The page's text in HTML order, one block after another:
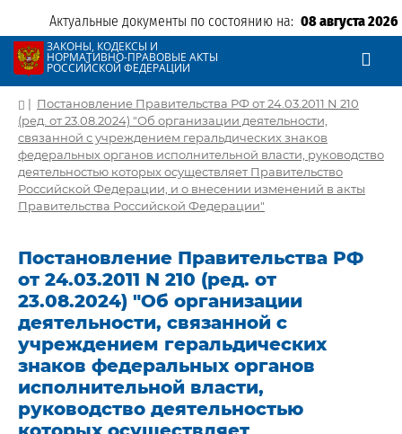
Актуальные документы по состоянию на: 08 августа 2026
ЗАКОНЫ, КОДЕКСЫ И
НОРМАТИВНО-ПРАВОВЫЕ АКТЫ
РОССИЙСКОЙ ФЕДЕРАЦИИ
| Постановление Правительства РФ от 24.03.2011 N 210
(ред. от 23.08.2024) "Об организации деятельности,
связанной с учреждением геральдических знаков
федеральных органов исполнительной власти, руководство
деятельностью которых осуществляет Правительство
Российской Федерации, и о внесении изменений в акты
Правительства Российской Федерации"
Постановление Правительства РФ
от 24.03.2011 N 210 (ред. от
23.08.2024) "Об организации
деятельности, связанной с
учреждением геральдических
знаков федеральных органов
исполнительной власти,
руководство деятельностью